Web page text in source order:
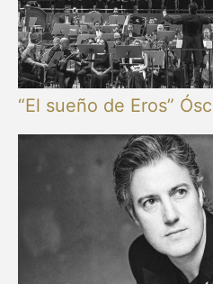
“El sueño de Eros”